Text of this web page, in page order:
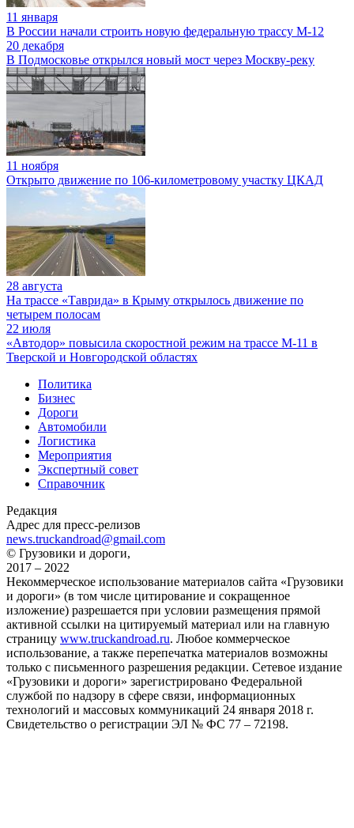
11 января
В России начали строить новую федеральную трассу М-12
20 декабря
В Подмосковье открылся новый мост через Москву-реку
11 ноября
Открыто движение по 106-километровому участку ЦКАД
28 августа
На трассе «Таврида» в Крыму открылось движение по
четырем полосам
22 июля
«Автодор» повысила скоростной режим на трассе М-11 в
Тверской и Новгородской областях
Политика
Бизнес
Дороги
Автомобили
Логистика
Мероприятия
Экспертный совет
Справочник
Редакция
Адрес для пресс-релизов
news.truckandroad@gmail.com
© Грузовики и дороги,
2017 – 2022
Некоммерческое использование материалов сайта «Грузовики
и дороги» (в том числе цитирование и сокращенное
изложение) разрешается при условии размещения прямой
активной ссылки на цитируемый материал или на главную
страницу www.truckandroad.ru. Любое коммерческое
использование, а также перепечатка материалов возможны
только с письменного разрешения редакции. Сетевое издание
«Грузовики и дороги» зарегистрировано Федеральной
службой по надзору в сфере связи, информационных
технологий и массовых коммуникаций 24 января 2018 г.
Свидетельство о регистрации ЭЛ № ФС 77 – 72198.